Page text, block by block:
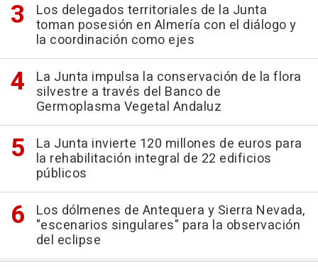
Los delegados territoriales de la Junta
toman posesión en Almería con el diálogo y
la coordinación como ejes
La Junta impulsa la conservación de la flora
silvestre a través del Banco de
Germoplasma Vegetal Andaluz
La Junta invierte 120 millones de euros para
la rehabilitación integral de 22 edificios
públicos
Los dólmenes de Antequera y Sierra Nevada,
"escenarios singulares" para la observación
del eclipse